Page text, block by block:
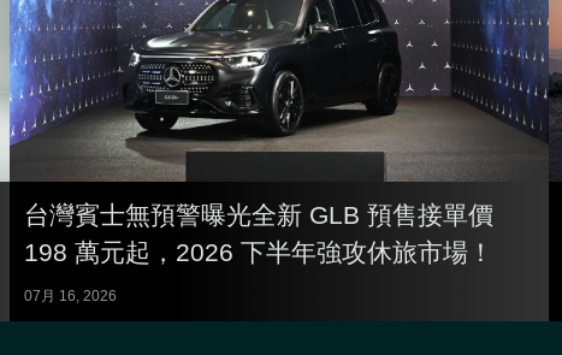
台灣賓士無預警曝光全新 GLB 預售接單價
198 萬元起，2026 下半年強攻休旅市場！
07月 16, 2026